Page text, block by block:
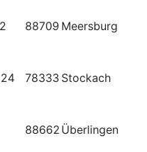
88709 Meersburg
78333 Stockach
88662 Überlingen